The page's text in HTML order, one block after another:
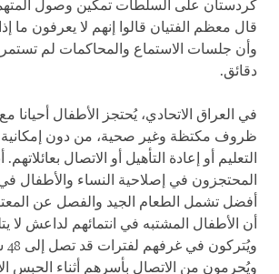
كردستان على السلطات تمكين وصول
قال معظم الفتيان قالوا إنهم لا يعرفون ما
دقائق.
في العراق الاتحادي، يُحتجز الأطفال أحيانا
ظروف مكتظة وغير صحية، من دون إمكانية
التعليم أو إعادة التأهيل أو الاتصال بعائلاتهم.
المحتجزون في إصلاحية النساء
أفضل تشمل الطعام الجيد والفصل عن
أن الأطفال المشتبه في انتمائهم لداعش لا
ويُحرمون من الاتصال بأسرهم أثناء الحبس